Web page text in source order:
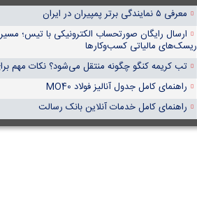
معرفی ۵ نمایندگی برتر پمپیران در ایران
ارسال رایگان صورتحساب الکترونیکی با تیس؛
ریسک‌های مالیاتی کسب‌وکارها
تب کریمه کنگو چگونه منتقل می‌شود؟ نکات مهم
راهنمای کامل جدول آنالیز فولاد MO40
راهنمای کامل خدمات آنلاین بانک رسالت